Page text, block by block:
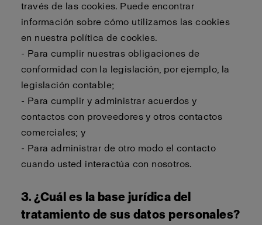
través de las cookies. Puede encontrar
información sobre cómo utilizamos las cookies
en nuestra política de cookies.
- Para cumplir nuestras obligaciones de
conformidad con la legislación, por ejemplo, la
legislación contable;
- Para cumplir y administrar acuerdos y
contactos con proveedores y otros contactos
comerciales; y
- Para administrar de otro modo el contacto
cuando usted interactúa con nosotros.
3. ¿Cuál es la base jurídica del
tratamiento de sus datos personales?